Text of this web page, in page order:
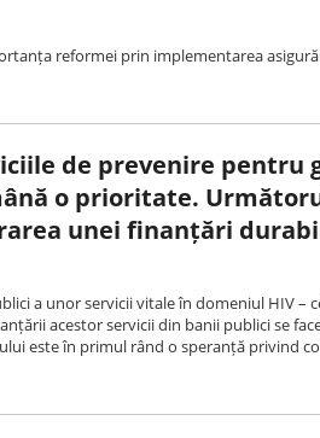
reformei prin implementarea
de prevenire pentru
o prioritate.
unei finanțări
a unor servicii vitale în domeniul HIV –
acestor servicii din banii publici se
este în primul rând o speranță privind